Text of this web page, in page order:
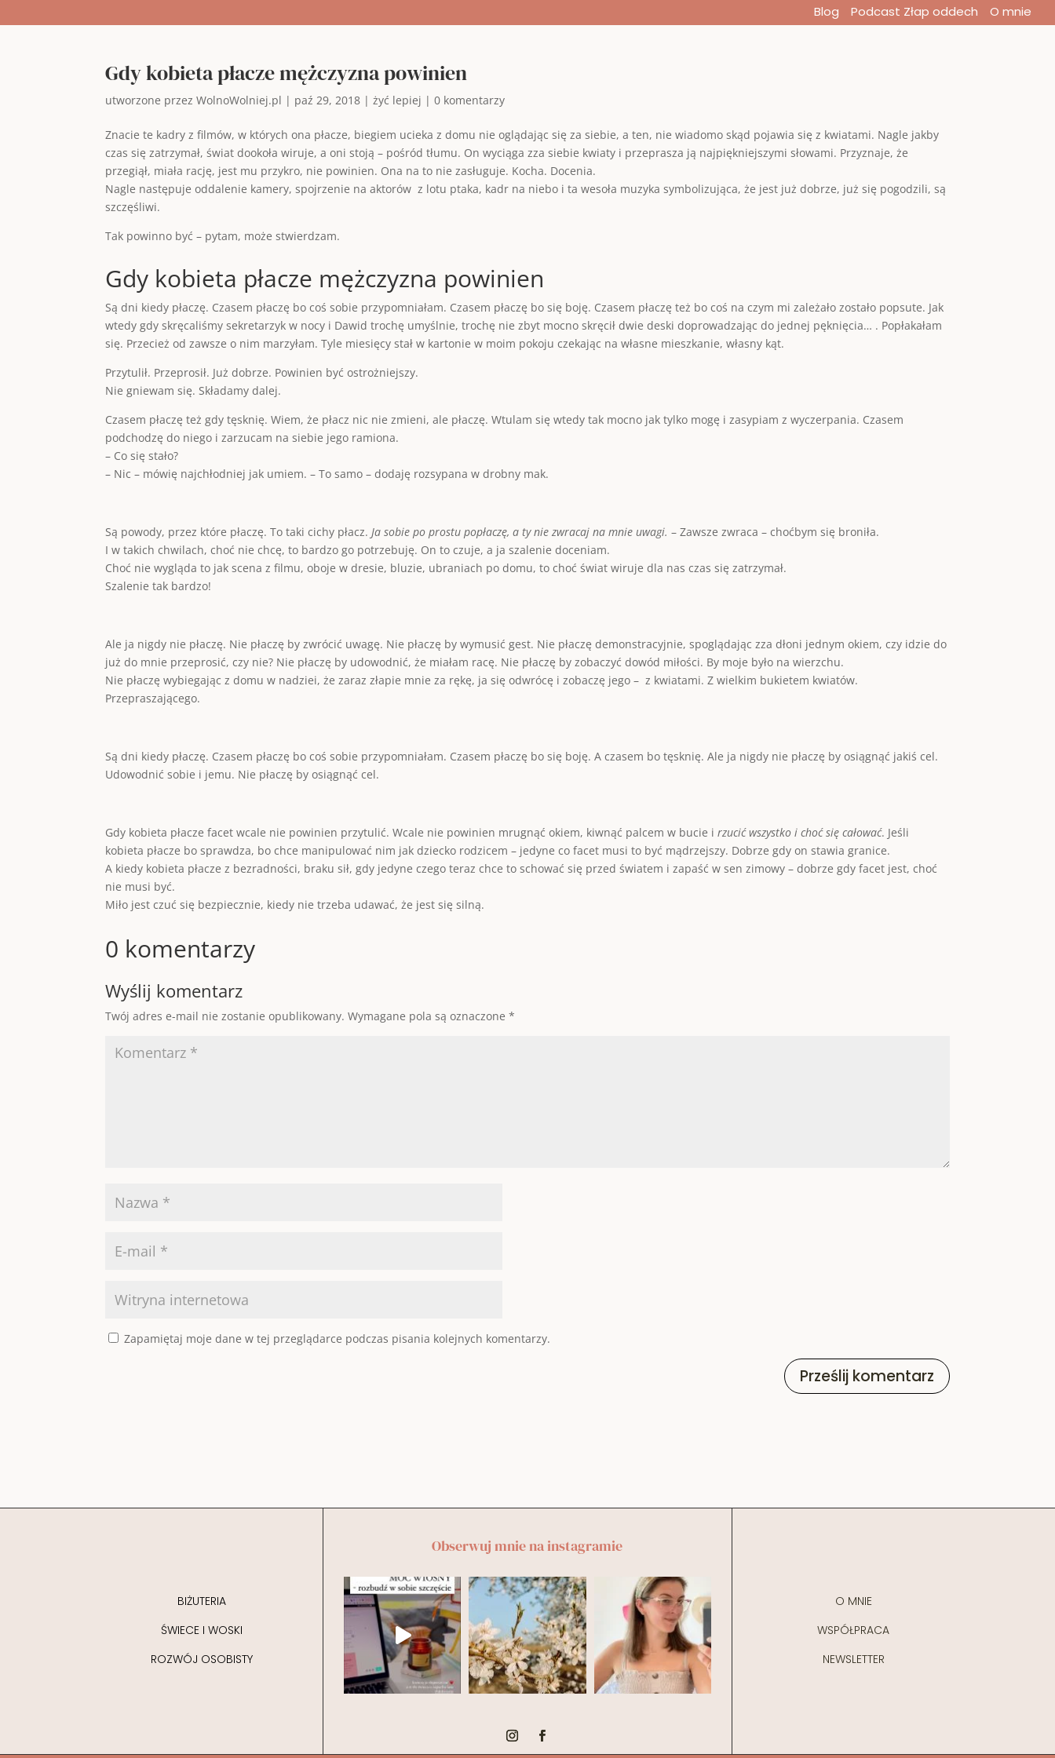
Blog Podcast Złap oddech O mnie
Gdy kobieta płacze mężczyzna powinien
utworzone przezWolnoWolniej.pl | paź 29, 2018 |żyć lepiej |0 komentarzy
Znacie te kadry z filmów, w których ona płacze, biegiem ucieka z domu nie oglądając się za siebie, a ten, nie wiadomo skąd pojawia się z kwiatami. Nagle jakby
czas się zatrzymał, świat dookoła wiruje, a oni stoją – pośród tłumu. On wyciąga zza siebie kwiaty i przeprasza ją najpiękniejszymi słowami. Przyznaje, że
przegiął, miała rację, jest mu przykro, nie powinien. Ona na to nie zasługuje. Kocha. Docenia.
Nagle następuje oddalenie kamery, spojrzenie na aktorów z lotu ptaka, kadr na niebo i ta wesoła muzyka symbolizująca, że jest już dobrze, już się pogodzili, są
szczęśliwi.
Tak powinno być – pytam, może stwierdzam.
Gdy kobieta płacze mężczyzna powinien
Są dni kiedy płaczę. Czasem płaczę bo coś sobie przypomniałam. Czasem płaczę bo się boję. Czasem płaczę też bo coś na czym mi zależało zostało popsute. Jak
wtedy gdy skręcaliśmy sekretarzyk w nocy i Dawid trochę umyślnie, trochę nie zbyt mocno skręcił dwie deski doprowadzając do jednej pęknięcia… . Popłakałam
się. Przecież od zawsze o nim marzyłam. Tyle miesięcy stał w kartonie w moim pokoju czekając na własne mieszkanie, własny kąt.
Przytulił. Przeprosił. Już dobrze. Powinien być ostrożniejszy.
Nie gniewam się. Składamy dalej.
Czasem płaczę też gdy tęsknię. Wiem, że płacz nic nie zmieni, ale płaczę. Wtulam się wtedy tak mocno jak tylko mogę i zasypiam z wyczerpania. Czasem
podchodzę do niego i zarzucam na siebie jego ramiona.
– Co się stało?
– Nic – mówię najchłodniej jak umiem. – To samo – dodaję rozsypana w drobny mak.
Są powody, przez które płaczę. To taki cichy płacz. Ja sobie po prostu popłaczę, a ty nie zwracaj na mnie uwagi. – Zawsze zwraca – choćbym się broniła.
I w takich chwilach, choć nie chcę, to bardzo go potrzebuję. On to czuje, a ja szalenie doceniam.
Choć nie wygląda to jak scena z filmu, oboje w dresie, bluzie, ubraniach po domu, to choć świat wiruje dla nas czas się zatrzymał.
Szalenie tak bardzo!
Ale ja nigdy nie płaczę. Nie płaczę by zwrócić uwagę. Nie płaczę by wymusić gest. Nie płaczę demonstracyjnie, spoglądając zza dłoni jednym okiem, czy idzie do
już do mnie przeprosić, czy nie? Nie płaczę by udowodnić, że miałam racę. Nie płaczę by zobaczyć dowód miłości. By moje było na wierzchu.
Nie płaczę wybiegając z domu w nadziei, że zaraz złapie mnie za rękę, ja się odwrócę i zobaczę jego – z kwiatami. Z wielkim bukietem kwiatów.
Przepraszającego.
Są dni kiedy płaczę. Czasem płaczę bo coś sobie przypomniałam. Czasem płaczę bo się boję. A czasem bo tęsknię. Ale ja nigdy nie płaczę by osiągnąć jakiś cel.
Udowodnić sobie i jemu. Nie płaczę by osiągnąć cel.
Gdy kobieta płacze facet wcale nie powinien przytulić. Wcale nie powinien mrugnąć okiem, kiwnąć palcem w bucie irzucić wszystko i choć się całować. Jeśli
kobieta płacze bo sprawdza, bo chce manipulować nim jak dziecko rodzicem – jedyne co facet musi to być mądrzejszy. Dobrze gdy on stawia granice.
A kiedy kobieta płacze z bezradności, braku sił, gdy jedyne czego teraz chce to schować się przed światem i zapaść w sen zimowy – dobrze gdy facet jest, choć
nie musi być.
Miło jest czuć się bezpiecznie, kiedy nie trzeba udawać, że jest się silną.
0 komentarzy
Wyślij komentarz
Twój adres e-mail nie zostanie opublikowany. Wymagane pola są oznaczone*
Zapamiętaj moje dane w tej przeglądarce podczas pisania kolejnych komentarzy.
Prześlij komentarz
BIŻUTERIA
ŚWIECE I WOSKI
ROZWÓJ OSOBISTY
Obserwuj mnie na instagramie
O MNIE
WSPÓŁPRACA
NEWSLETTER